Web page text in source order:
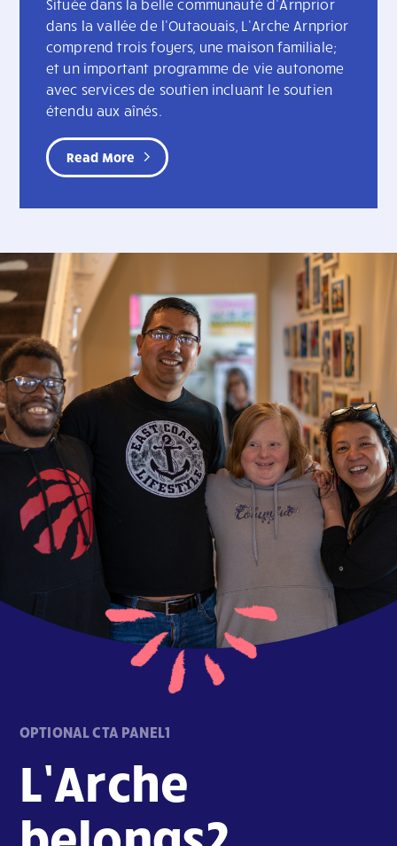
Située dans la belle communauté d’Arnprior
dans la vallée de l’Outaouais, L’Arche Arnprior
comprend trois foyers, une maison familiale;
et un important programme de vie autonome
avec services de soutien incluant le soutien
étendu aux aînés.
Read More
OPTIONAL CTA PANEL1
L’Arche